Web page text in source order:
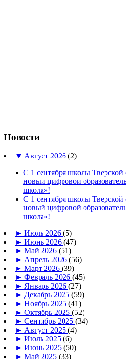
Новости
▼ Август 2026 (2)
С 1 сентября школы Тверской
новый цифровой
школа»!
С 1 сентября школы Тверской
новый цифровой
школа»!
► Июль 2026 (5)
► Июнь 2026 (47)
► Май 2026 (51)
► Апрель 2026 (56)
► Март 2026 (39)
► Февраль 2026 (45)
► Январь 2026 (27)
► Декабрь 2025 (59)
► Ноябрь 2025 (41)
► Октябрь 2025 (52)
► Сентябрь 2025 (34)
► Август 2025 (4)
► Июль 2025 (6)
► Июнь 2025 (50)
► Май 2025 (33)